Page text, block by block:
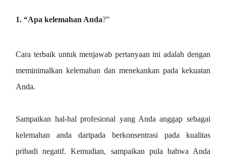
1. “Apa kelemahan Anda?”
Cara terbaik untuk menjawab pertanyaan ini adalah dengan
meminimalkan kelemahan dan menekankan pada kekuatan
Anda.
Sampaikan hal-hal profesional yang Anda anggap sebagai
kelemahan anda daripada berkonsentrasi pada kualitas
pribadi negatif. Kemudian, sampaikan pula bahwa Anda